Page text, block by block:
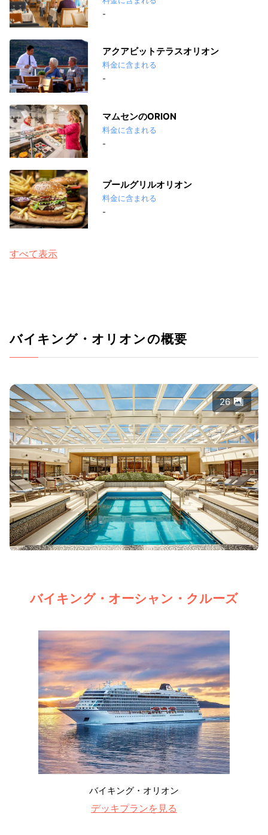
-
アクアビットテラスオリオン
料金に含まれる
-
マムセンのORION
料金に含まれる
-
プールグリルオリオン
料金に含まれる
-
すべて表示
バイキング・オリオンの概要
26
バイキング・オーシャン・クルーズ
バイキング・オリオン
デッキプランを見る